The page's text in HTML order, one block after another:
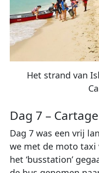
Het strand van
Dag 7 –
Dag 7 was een vrij
we met de moto taxi
het ‘busstation’